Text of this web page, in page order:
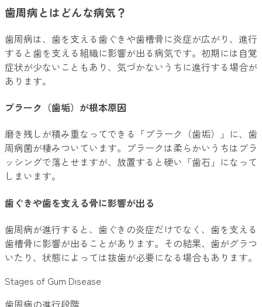
歯周病とはどんな病気？
歯周病は、歯を支える歯ぐきや歯槽骨に炎症が広がり、進行
すると歯を支える組織に影響が出る病気です。初期には自覚
症状が少ないこともあり、気づかないうちに進行する場合が
あります。
プラーク（歯垢）が根本原因
磨き残しが積み重なってできる「プラーク（歯垢）」に、歯
周病菌が棲みついています。プラークは柔らかいうちはブラ
ッシングで落とせますが、放置すると硬い「歯石」になって
しまいます。
歯ぐきや歯を支える骨に影響が出る
歯周病が進行すると、歯ぐきの炎症だけでなく、歯を支える
歯槽骨に影響が出ることがあります。その結果、歯がグラつ
いたり、状態によっては抜歯が必要になる場合もあります。
Stages of Gum Disease
歯周病の進行段階